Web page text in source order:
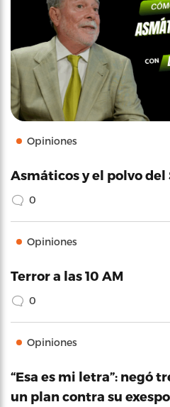
Opiniones
Asmáticos y el polvo del
0
Opiniones
Terror a las 10 AM
0
Opiniones
“Esa es mi letra”: negó
un plan contra su